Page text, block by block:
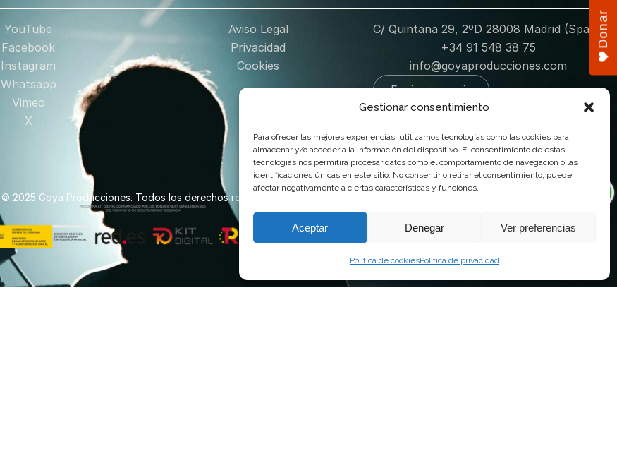
Gestionar consentimiento
Para ofrecer las mejores experiencias, utilizamos tecnologías como las cookies para
almacenar y/o acceder a la información del dispositivo. El consentimiento de estas
tecnologías nos permitirá procesar datos como el comportamiento de navegación o las
identificaciones únicas en este sitio. No consentir o retirar el consentimiento, puede
afectar negativamente a ciertas características y funciones.
Aceptar Denegar Ver preferencias
Política de cookiesPolítica de privacidad
Donar
YouTube
Facebook
Instagram
Whatsapp
Vimeo
X
Aviso Legal
Privacidad
Cookies
C/ Quintana 29, 2ºD 28008 Madrid (Spain)
+34 91 548 38 75
info@goyaproducciones.com
Enviar mensaje
© 2025 Goya Producciones. Todos los derechos reservados.